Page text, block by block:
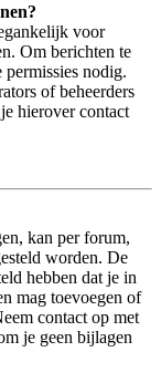
voor
Om berichten te
permissies nodig.
of beheerders
hierover contact
kan per forum,
worden. De
hebben dat je in
mag toevoegen of
contact op met
je geen bijlagen